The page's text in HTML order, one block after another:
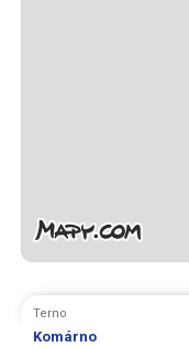
Terno
Komárno